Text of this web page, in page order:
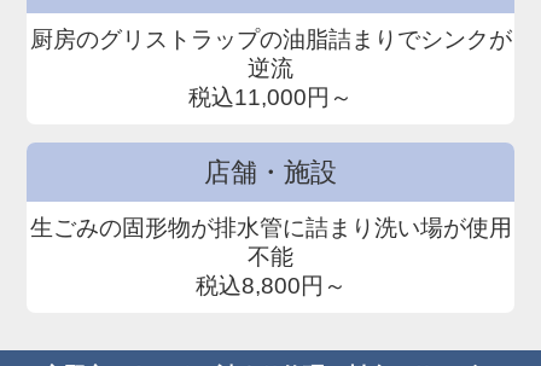
厨房のグリストラップの油脂詰まりでシンクが
逆流
税込11,000円～
店舗・施設
生ごみの固形物が排水管に詰まり洗い場が使用
不能
税込8,800円～